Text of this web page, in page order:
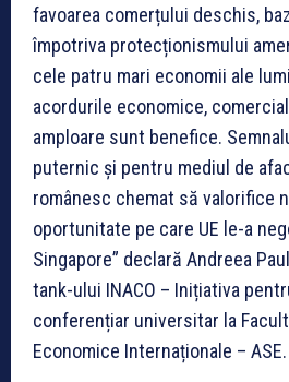
favoarea comerțului deschis,
împotriva protecționismului
cele patru mari economii ale
acordurile economice,
amploare sunt benefice.
puternic și pentru mediul de
românesc chemat să valorifice
oportunitate pe care UE le-a
Singapore” declară Andreea
tank-ului INACO – Inițiativa
conferențiar universitar la
Economice Internaționale – ASE.